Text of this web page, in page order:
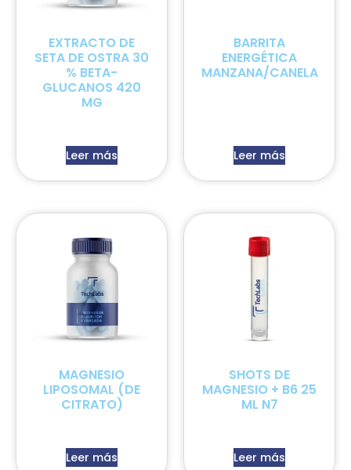
EXTRACTO DE
SETA DE OSTRA 30
% BETA-
GLUCANOS 420
MG
Leer más
BARRITA
ENERGÉTICA
MANZANA/CANELA
Leer más
MAGNESIO
LIPOSOMAL (DE
CITRATO)
Leer más
SHOTS DE
MAGNESIO + B6 25
ML N7
Leer más